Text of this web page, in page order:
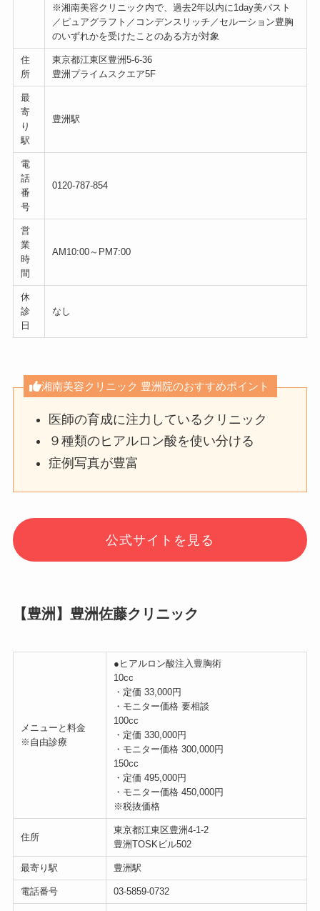
※湘南美容クリニック内で、過去2年以内に1day美バスト
／ピュアグラフト／コンデンスリッチ／セルーション豊胸
のいずれかを受けたことのある方が対象
住
所
東京都江東区豊洲5-6-36
豊洲プライムスクエア5F
最
寄
り
駅
豊洲駅
電
話
番
号
0120-787-854
営
業
時
間
AM10:00～PM7:00
休
診
日
なし
湘南美容クリニック 豊洲院のおすすめポイント
医師の育成に注力しているクリニック
９種類のヒアルロン酸を使い分ける
症例写真が豊富
公式サイトを見る
【豊洲】豊洲佐藤クリニック
メニューと料金
※自由診療
●ヒアルロン酸注入豊胸術
10cc
・定価 33,000円
・モニター価格 要相談
100cc
・定価 330,000円
・モニター価格 300,000円
150cc
・定価 495,000円
・モニター価格 450,000円
※税抜価格
住所
東京都江東区豊洲4-1-2
豊洲TOSKビル502
最寄り駅 豊洲駅
電話番号 03-5859-0732